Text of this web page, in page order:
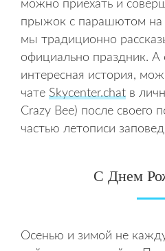
можно приехать и
прыжок с парашютом
мы традиционно
официально праздник. А
интересная история,
чате Skycenter.chat в
Crazy Bee) после своего
частью летописи
С Днем
Осенью и зимой не